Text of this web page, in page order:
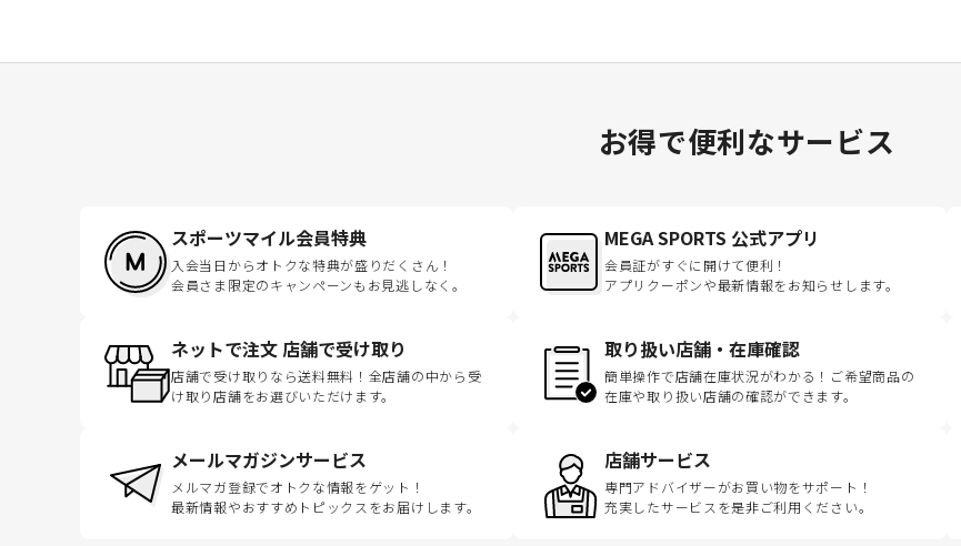
お得で便利なサービス
スポーツマイル会員特典
入会当日からオトクな特典が盛りだくさん！
会員さま限定のキャンペーンもお見逃しなく。
MEGA SPORTS 公式アプリ
会員証がすぐに開けて便利！
アプリクーポンや最新情報をお知らせします。
ネットで注文 店舗で受け取り
店舗で受け取りなら送料無料！全店舗の中から受
け取り店舗をお選びいただけます。
取り扱い店舗・在庫確認
簡単操作で店舗在庫状況がわかる！ご希望商品の
在庫や取り扱い店舗の確認ができます。
メールマガジンサービス
メルマガ登録でオトクな情報をゲット！
最新情報やおすすめトピックスをお届けします。
店舗サービス
専門アドバイザーがお買い物をサポート！
充実したサービスを是非ご利用ください。